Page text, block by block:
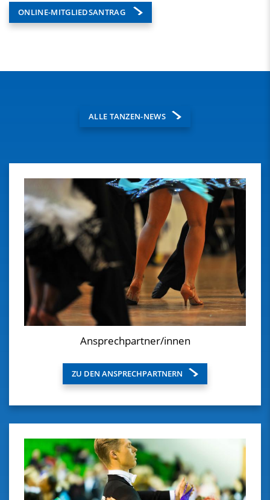
ONLINE-MITGLIEDSANTRAG
ALLE TANZEN-NEWS
Ansprechpartner/innen
ZU DEN ANSPRECHPARTNERN